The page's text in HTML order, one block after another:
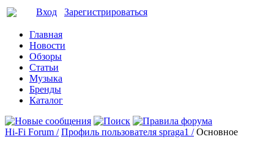
Вход Зарегистрироваться
Главная
Новости
Обзоры
Статьи
Музыка
Бренды
Каталог
Hi-Fi Forum / Профиль пользователя spraga1 / Основное